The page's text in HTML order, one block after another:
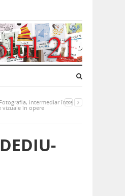
Fotografia, intermediar între
vizuale în opere